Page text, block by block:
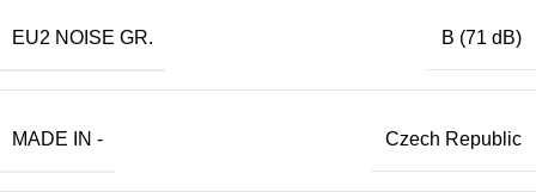
EU2 NOISE GR. B (71 dB)
MADE IN - Czech Republic